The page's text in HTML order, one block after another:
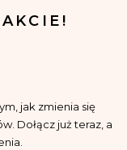
jak zmienia się
Dołącz już teraz, a